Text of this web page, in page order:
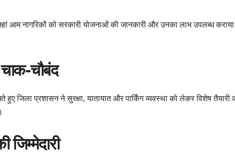
आम नागरिकों को सरकारी योजनाओं की जानकारी और उनका लाभ उपलब्ध कराया
चौबंद
जिला प्रशासन ने सुरक्षा, यातायात और पार्किंग व्यवस्था को लेकर विशेष